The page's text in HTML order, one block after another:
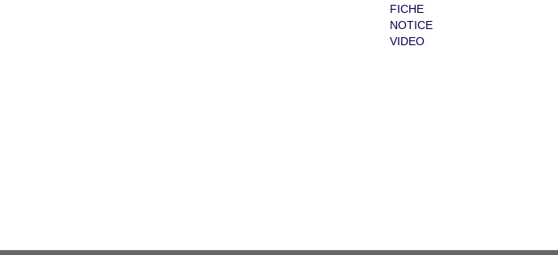
FICHE
NOTICE
VIDEO